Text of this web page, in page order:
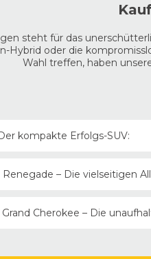
steht für das
Hybrid oder die
Wahl treffen, haben
kompakte Erfolgs-SUV:
– Die vielseitigen
Cherokee – Die